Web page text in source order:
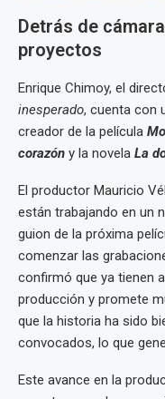
Detrás de
proyectos
Enrique Chimoy, el
inesperado, cuenta con
creador de la película
corazón y la novela La
El productor Mauricio
están trabajando en un
guion de la próxima
comenzar las
confirmó que ya tienen
producción y promete
que la historia ha sido
convocados, lo que
Este avance en la